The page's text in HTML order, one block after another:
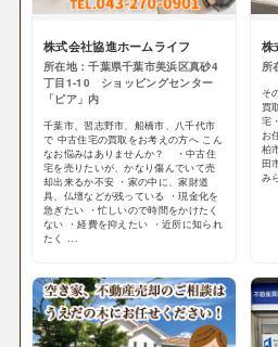
株式会社協進ホームライフ
所在地：千葉県千葉市美浜区真砂4
丁目1-10 ショッピングセンター
「ピア」内
千葉市、習志野市、船橋市、八千代市
で 中古住宅の買取をお考えの方へ こん
なお悩みはありませんか？ ・中古住
宅を売りたいが、かなり傷んでいて売
却出来るか不安 ・家の中に、家財道
具、仏壇などが残っている ・現金化を
急ぎたい ・忙しいので時間をかけたく
ない ・経費を抑えたい ・近所に知られ
たく ...
株
所
そ
買
宅
お
柏
田
み